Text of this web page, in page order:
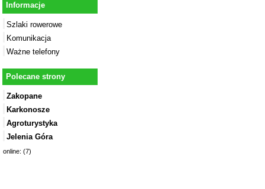
Informacje
Szlaki rowerowe
Komunikacja
Ważne telefony
Polecane strony
Zakopane
Karkonosze
Agroturystyka
Jelenia Góra
online: (7)